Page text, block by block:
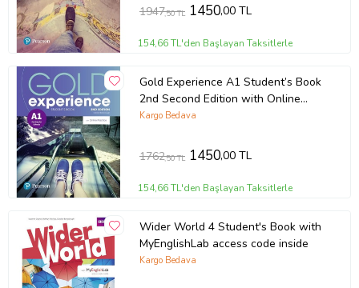
1947,50 TL 1450,00 TL
154,66 TL'den Başlayan Taksitlerle
Gold Experience A1 Student’s Book
2nd Second Edition with Online
Practice
Kargo Bedava
1762,50 TL 1450,00 TL
154,66 TL'den Başlayan Taksitlerle
Wider World 4 Student's Book with
MyEnglishLab access code inside
Kargo Bedava